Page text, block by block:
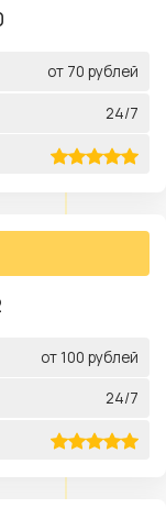
от 70 рублей
24/7
от 100 рублей
24/7